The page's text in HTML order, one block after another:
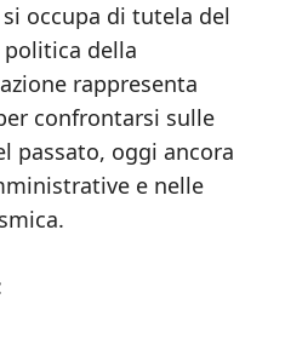
occupa di tutela del
della
rappresenta
confrontarsi sulle
passato, oggi ancora
e nelle